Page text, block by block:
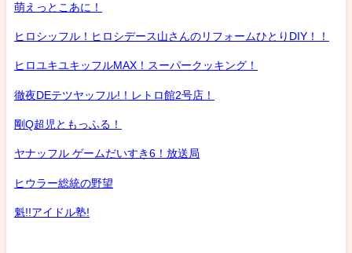
萌えっとこあに！
ヒロシッフル！ヒロシデース山さんのリフォームひとりDIY！！
ヒロユキユキッフルMAX！スーパークッキング！
徹夜DEテツヤッフル!！レトロ館2号店！
剛Q超児ともっふる！
ヤナッフル ゲームだいすき6！放送局
ヒウラー総統の野望
魁!!アイドル塾!